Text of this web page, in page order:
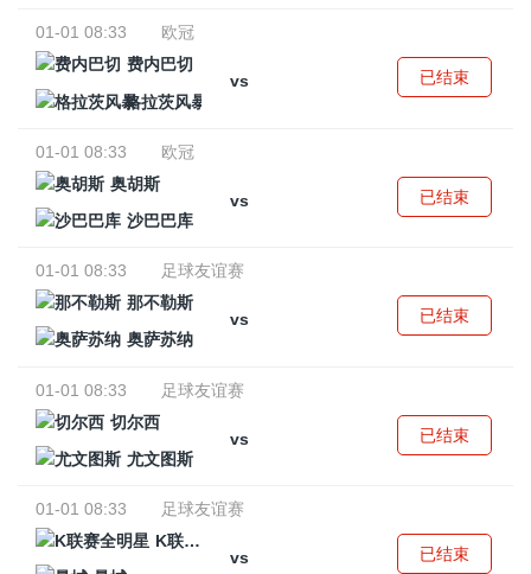
01-01 08:33
欧冠
费内巴切
vs
格拉茨风暴
已结束
01-01 08:33
欧冠
奥胡斯
vs
沙巴巴库
已结束
01-01 08:33
足球友谊赛
那不勒斯
vs
奥萨苏纳
已结束
01-01 08:33
足球友谊赛
切尔西
vs
尤文图斯
已结束
01-01 08:33
足球友谊赛
K联赛全明星
vs
已结束